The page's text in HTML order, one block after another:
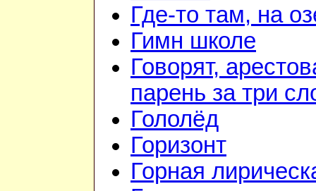
Где-то там, на
Гимн школе
Говорят,
парень за три
Гололёд
Горизонт
Горная